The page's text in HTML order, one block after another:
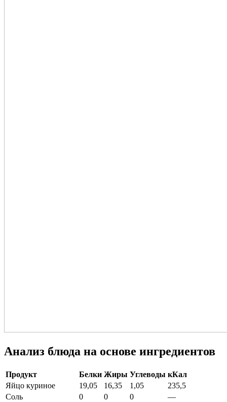
Анализ блюда на основе ингредиентов
Продукт Белки Жиры Углеводы кКал
Яйцо куриное
19,05 16,35 1,05
235,5
Соль
0 0 0
—